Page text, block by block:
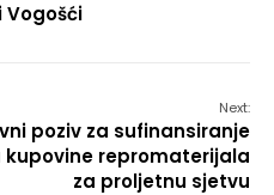
Vogošći
Next:
poziv za sufinansiranje
kupovine repromaterijala
za proljetnu sjetvu